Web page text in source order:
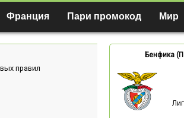
Франция Пари промокод Мир
правил
Бенфика